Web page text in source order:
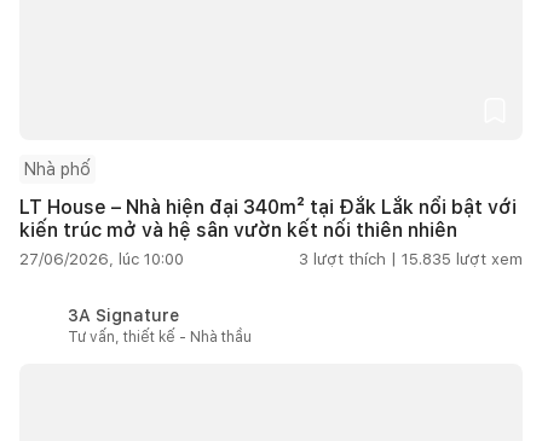
Nhà phố
LT House – Nhà hiện đại 340m² tại Đắk Lắk nổi bật với
kiến trúc mở và hệ sân vườn kết nối thiên nhiên
27/06/2026, lúc 10:00 3 lượt thích | 15.835 lượt xem
3A Signature
Tư vấn, thiết kế - Nhà thầu